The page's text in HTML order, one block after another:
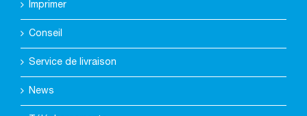
Imprimer
Conseil
Service de livraison
News